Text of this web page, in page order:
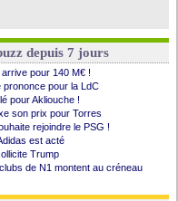
depuis 7 jours
arrive pour 140 M€ !
prononce pour la LdC
pour Akliouche !
son prix pour Torres
rejoindre le PSG !
est acté
Trump
de N1 montent au créneau
Leipzig pour Diomandé